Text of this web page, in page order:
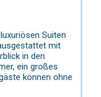
Suiten
mit
in den
ein großes
können ohne